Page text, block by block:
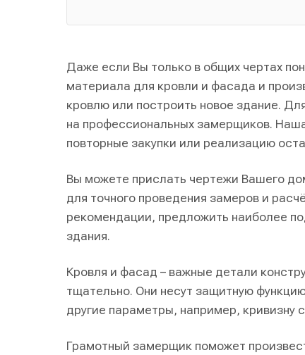
Даже если Вы только в общих чертах
материала для кровли и фасада и
кровлю или построить новое здание.
на профессиональных замерщиков.
повторные закупки или реализацию
Вы можете прислать чертежи Вашего
для точного проведения замеров и
рекомендации, предложить наиболее
здания.
Кровля и фасад – важные детали
тщательно. Они несут защитную
другие параметры, например, кривизну
Грамотный замерщик поможет